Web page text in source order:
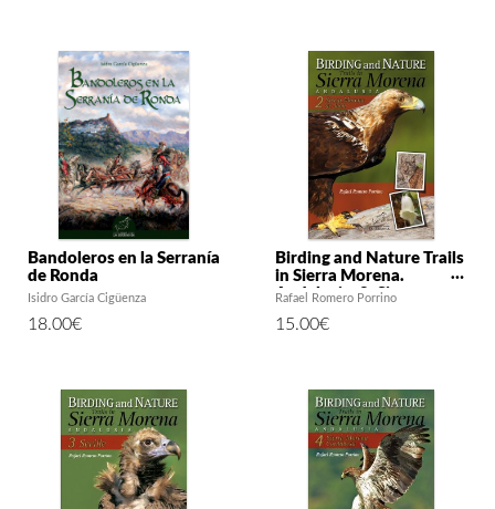
Bandoleros en la Serranía
de Ronda
Isidro García Cigüenza
18.00€
Birding and Nature Trails
in Sierra Morena.
Andalusia: 2. Sierra
Rafael Romero Porrino
15.00€